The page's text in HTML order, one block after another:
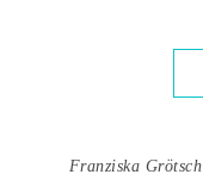
Franziska Grötsch